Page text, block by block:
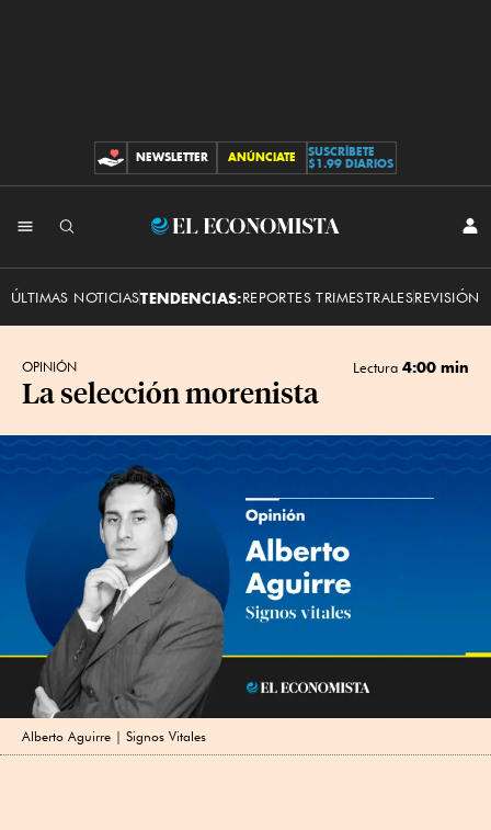
CONTRIBUCIONES
NEWSLETTER ANÚNCIATE
SUSCRÍBETE
$1.99 DIARIOS
El
ÚLTIMAS NOTICIASTENDENCIAS:REPORTES TRIMESTRALESREVISIÓN
OPINIÓN Lectura 4:00 min
La selección morenista
Alberto Aguirre | Signos Vitales